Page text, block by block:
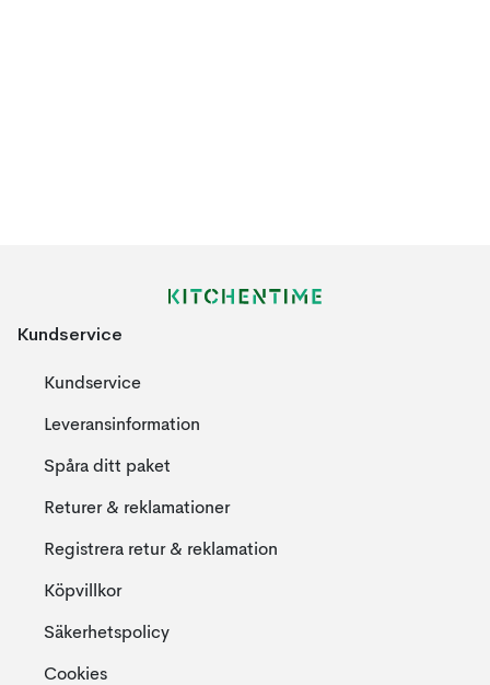
Kundservice
Kundservice
Leveransinformation
Spåra ditt paket
Returer & reklamationer
Registrera retur & reklamation
Köpvillkor
Säkerhetspolicy
Cookies